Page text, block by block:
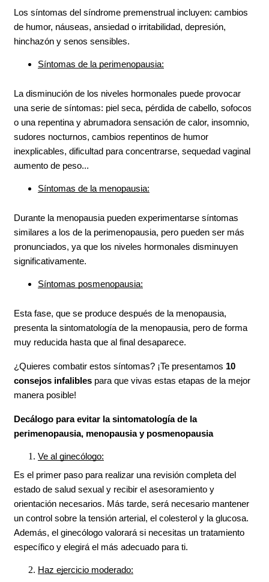
Los síntomas del síndrome premenstrual incluyen: cambios
de humor, náuseas, ansiedad o irritabilidad, depresión,
hinchazón y senos sensibles.
Síntomas de la perimenopausia:
La disminución de los niveles hormonales puede provocar
una serie de síntomas: piel seca, pérdida de cabello, sofocos
o una repentina y abrumadora sensación de calor, insomnio,
sudores nocturnos, cambios repentinos de humor
inexplicables, dificultad para concentrarse, sequedad vaginal,
aumento de peso...
Síntomas de la menopausia:
Durante la menopausia pueden experimentarse síntomas
similares a los de la perimenopausia, pero pueden ser más
pronunciados, ya que los niveles hormonales disminuyen
significativamente.
Síntomas posmenopausia:
Esta fase, que se produce después de la menopausia,
presenta la sintomatología de la menopausia, pero de forma
muy reducida hasta que al final desaparece.
¿Quieres combatir estos síntomas? ¡Te presentamos 10
consejos infalibles para que vivas estas etapas de la mejor
manera posible!
Decálogo para evitar la sintomatología de la
perimenopausia, menopausia y posmenopausia
Ve al ginecólogo:
Es el primer paso para realizar una revisión completa del
estado de salud sexual y recibir el asesoramiento y
orientación necesarios. Más tarde, será necesario mantener
un control sobre la tensión arterial, el colesterol y la glucosa.
Además, el ginecólogo valorará si necesitas un tratamiento
específico y elegirá el más adecuado para ti.
Haz ejercicio moderado: